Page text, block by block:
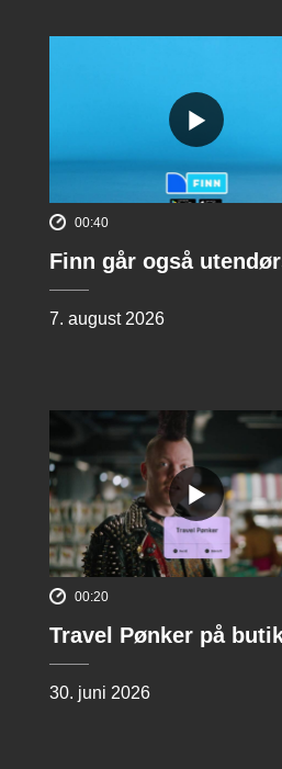
00:40
Finn går også
7. august 2026
00:20
Travel Pønker på
30. juni 2026